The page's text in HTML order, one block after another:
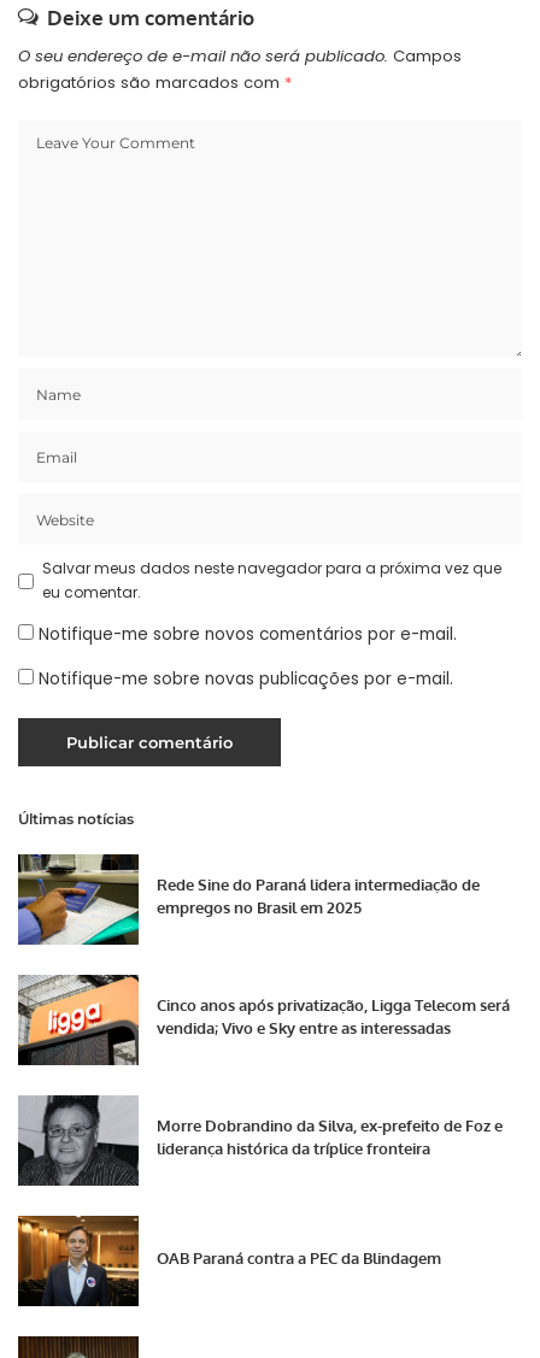
Deixe um comentário
O seu endereço de e-mail não será publicado. Campos
obrigatórios são marcados com *
Salvar meus dados neste navegador para a próxima vez que
eu comentar.
Notifique-me sobre novos comentários por e-mail.
Notifique-me sobre novas publicações por e-mail.
Últimas notícias
Rede Sine do Paraná lidera intermediação de
empregos no Brasil em 2025
Cinco anos após privatização, Ligga Telecom será
vendida; Vivo e Sky entre as interessadas
Morre Dobrandino da Silva, ex-prefeito de Foz e
liderança histórica da tríplice fronteira
OAB Paraná contra a PEC da Blindagem